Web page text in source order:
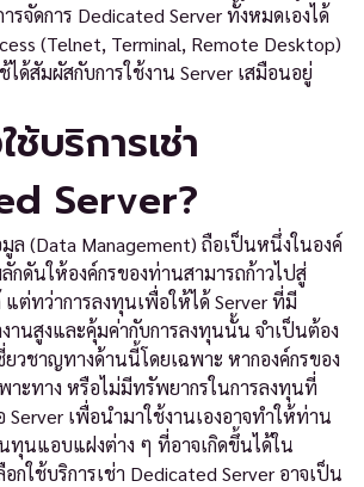
รจัดการ Dedicated Server ทั้งหมดเองได้
(Telnet, Terminal, Remote Desktop)
ด้สัมผัสกับการใช้งาน Server เสมือนอยู่
บริการเช่า
Server?
ล (Data Management) ถือเป็นหนึ่งในองค์
กดันให้องค์กรของท่านสามารถก้าวไปสู่
แต่ทว่าการลงทุนเพื่อให้ได้ Server ที่มี
านสูงและคุ้มค่ากับการลงทุนนั้น จำเป็นต้อง
วชาญทางด้านนี้โดยเฉพาะ หากองค์กรของ
าะทาง หรือไม่มีทรัพยากรในการลงทุนที่
เพื่อนำมาใช้งานเองอาจทำให้ท่าน
ทุนแอบแฝงต่าง ๆ ที่อาจเกิดขึ้นได้ใน
กใช้บริการเช่า Dedicated Server อาจเป็น